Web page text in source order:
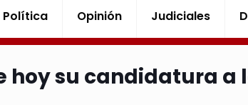
Política Opinión Judiciales
hoy su candidatura a